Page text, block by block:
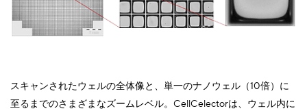
スキャンされたウェルの全体像と、単一のナノウェル（10倍）に
至るまでのさまざまなズームレベル。CellCelectorは、ウェル内に